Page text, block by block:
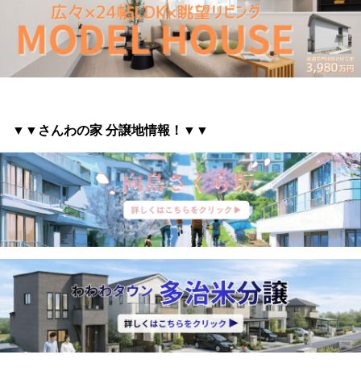
▼▼さんわの家 分譲地情報 ！▼▼